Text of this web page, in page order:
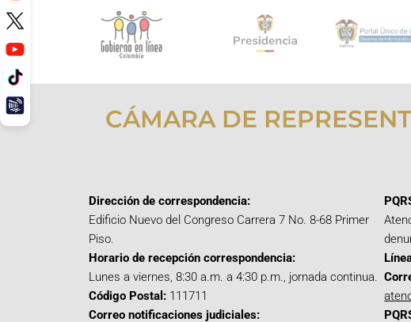
CÁMARA DE
Dirección de correspondencia:
Edificio Nuevo del Congreso Carrera 7 No. 8-68 Primer
Piso.
Horario de recepción correspondencia:
Lunes a viernes, 8:30 a.m. a 4:30 p.m., jornada continua.
Código Postal: 111711
Correo notificaciones judiciales: